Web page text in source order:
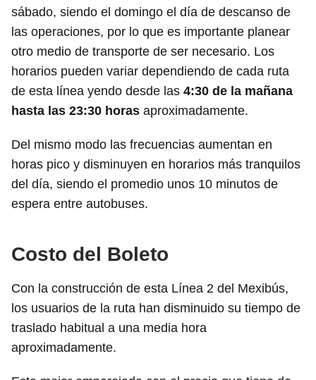
sábado, siendo el domingo el día de descanso de
las operaciones, por lo que es importante planear
otro medio de transporte de ser necesario. Los
horarios pueden variar dependiendo de cada ruta
de esta línea yendo desde las 4:30 de la mañana
hasta las 23:30 horas aproximadamente.
Del mismo modo las frecuencias aumentan en
horas pico y disminuyen en horarios más tranquilos
del día, siendo el promedio unos 10 minutos de
espera entre autobuses.
Costo del Boleto
Con la construcción de esta Línea 2 del Mexibús,
los usuarios de la ruta han disminuido su tiempo de
traslado habitual a una media hora
aproximadamente.